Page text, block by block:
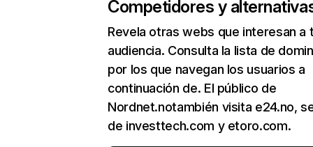
Competidores y
Revela otras webs que interesan a
audiencia. Consulta la lista de
por los que navegan los usuarios a
continuación de. El público de
Nordnet.notambién visita e24.no,
de investtech.com y etoro.com.